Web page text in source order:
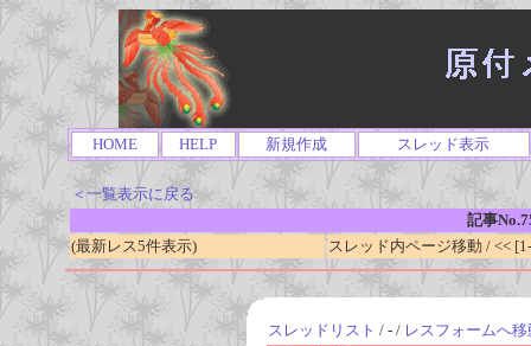
HOME HELP 新規作成 スレッド表示
＜一覧表示に戻る
記事
(最新レス5件表示)
スレッド内ページ移動 / <<
スレッドリスト / - / レスフォームへ移